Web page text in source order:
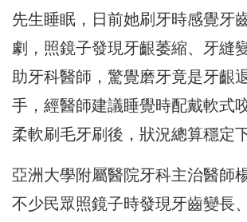
先生睡眠， 日前她刷牙時感覺牙
劇，照鏡子發現牙齦萎縮、 牙縫
助牙科醫師，驚覺磨牙竟是牙齦
手， 經醫師建議睡覺時配戴軟式
柔軟刷毛牙刷後， 狀況總算穩定
亞洲大學附屬醫院牙科主治醫師
不少民眾照鏡子時發現牙齒變長